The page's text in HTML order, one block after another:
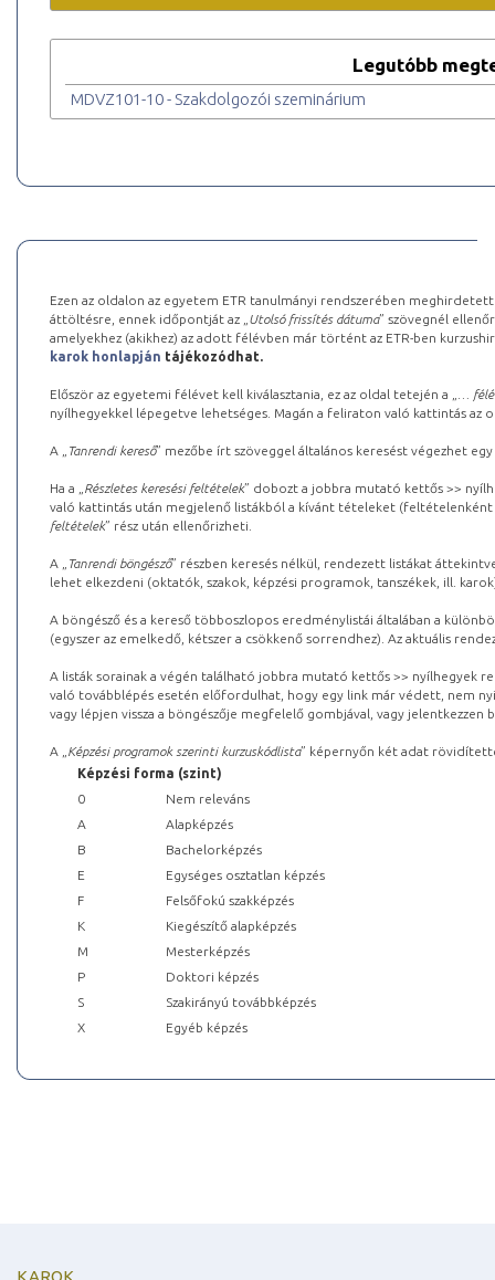
Legutóbb
MDVZ101-10 - Szakdolgozói szeminárium
Ezen az oldalon az egyetem ETR tanulmányi rendszerében
áttöltésre, ennek időpontját az „ Utolsó frissítés dátuma” szövegnél
amelyekhez (akikhez) az adott félévben már történt az ETR-ben
karok honlapján tájékozódhat.
Először az egyetemi félévet kell kiválasztania, ez az oldal tetején a „
…
nyílhegyekkel lépegetve lehetséges. Magán a feliraton való kattintás az
A „ Tanrendi kereső” mezőbe írt szöveggel általános keresést végezhet
Ha a „ Részletes keresési feltételek” dobozt a jobbra mutató kettős >>
való kattintás után megjelenő listákból a kívánt tételeket (feltételenként
feltételek” rész után ellenőrizheti.
A „ Tanrendi böngésző” részben keresés nélkül, rendezett listákat
lehet elkezdeni (oktatók, szakok, képzési programok, tanszékek, ill.
A böngésző és a kereső többoszlopos eredménylistái általában a
(egyszer az emelkedő, kétszer a csökkenő sorrendhez). Az aktuális
A listák sorainak a végén található jobbra mutató kettős >> nyílhegyek
való továbblépés esetén előfordulhat, hogy egy link már védett, nem
vagy lépjen vissza a böngészője megfelelő gombjával, vagy
A „ Képzési programok szerinti kurzuskódlista” képernyőn két adat
Képzési forma (szint)
0
Nem releváns
A
Alapképzés
B
Bachelorképzés
E
Egységes osztatlan képzés
F
Felsőfokú szakképzés
K
Kiegészítő alapképzés
M
Mesterképzés
P
Doktori képzés
S
Szakirányú továbbképzés
X
Egyéb képzés